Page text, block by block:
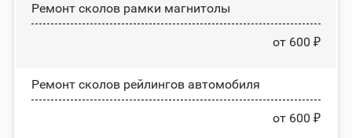
Ремонт сколов рамки магнитолы
от 600 ₽
Ремонт сколов рейлингов автомобиля
от 600 ₽